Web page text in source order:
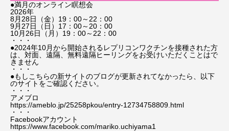
●満月のオンライン瞑想会
2026年
8月28日（金）19：00～22：00
9月27日（日）17：00～20：00
10月26日（月）19：00～22：00
・・・
●2024年10月から開始されるレプリコンワクチンを接種された方
は、対面、遠隔、無料遠隔ヒーリングをお受けいただくことはで
きません
・・・
●もしこちらの新サイトのブログが更新されてなかったら、以下
のサイトをご確認ください。
・・・
アメブロ
https://ameblo.jp/25258pkou/entry-12734758809.html
・・・
Facebookアカウント
https://www.facebook.com/mariko.uchiyama1